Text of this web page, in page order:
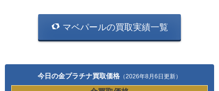
マベパールの買取実績一覧
今日の金プラチナ買取価格 （2026年8月6日更新）